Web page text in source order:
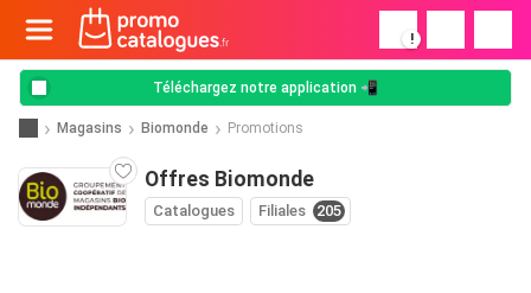
!
Téléchargez notre application 📲
Magasins Biomonde Promotions
Offres Biomonde
Catalogues Filiales 205